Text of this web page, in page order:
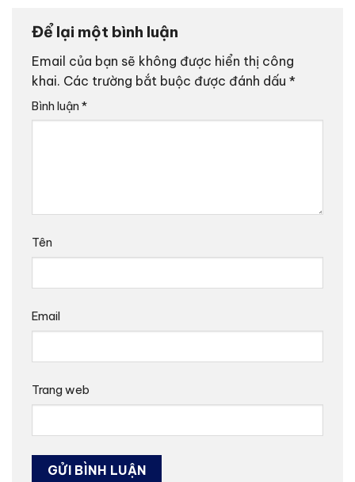
Để lại một bình luận
Email của bạn sẽ không được hiển thị công
khai. Các trường bắt buộc được đánh dấu *
Bình luận *
Tên
Email
Trang web